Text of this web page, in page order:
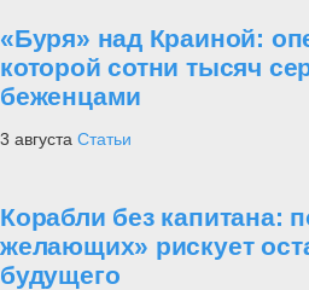
«Буря» над Краиной:
которой сотни тысяч
беженцами
3 августа Статьи
Корабли без капитана:
желающих» рискует
будущего